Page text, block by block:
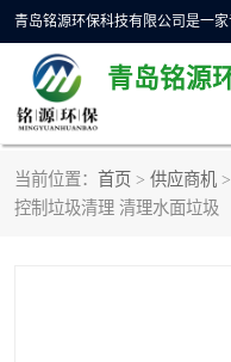
青岛铭源
当前位置： 首页 > 供应商机
控制垃圾清理 清理水面垃圾
一体化HMPP泵站